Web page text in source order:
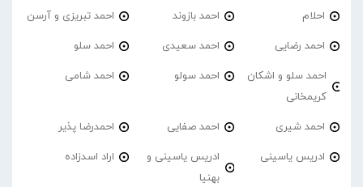
احلام احمد بازوند احمد تبریزی و آرسن
احمد‌ رضایی احمد سعیدی احمد سلو
احمد سلو و اشکان
کریمخانی
احمد سولو احمد شامی
احمد شیری احمد صفایی احمدرضا پذیر
ادریس یاسینی
ادریس یاسینی و
بهنیا
اراد اسدزاده